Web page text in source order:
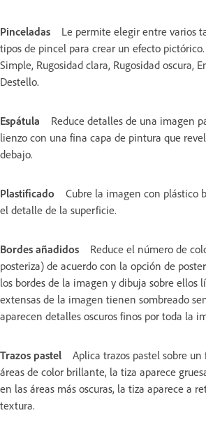
Pinceladas
Le permite elegir entre varios
tipos de pincel para crear un efecto
Simple, Rugosidad clara, Rugosidad oscura,
Destello.
Espátula
Reduce detalles de una imagen
lienzo con una fina capa de pintura que
debajo.
Plastificado
Cubre la imagen con plástico
el detalle de la superficie.
Bordes añadidos
Reduce el número de
posteriza) de acuerdo con la opción de
los bordes de la imagen y dibuja sobre ellos
extensas de la imagen tienen sombreado
aparecen detalles oscuros finos por toda la
Trazos pastel
Aplica trazos pastel sobre
áreas de color brillante, la tiza aparece
en las áreas más oscuras, la tiza aparece a
textura.